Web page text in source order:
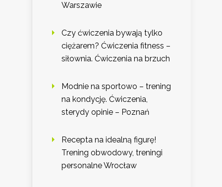
Warszawie
Czy ćwiczenia bywają tylko
ciężarem? Ćwiczenia fitness –
siłownia. Ćwiczenia na brzuch
Modnie na sportowo – trening
na kondycję. Ćwiczenia,
sterydy opinie – Poznań
Recepta na idealną figurę!
Trening obwodowy, treningi
personalne Wrocław